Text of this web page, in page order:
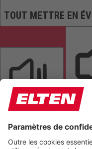
TOUT METTRE EN
LIRE LA PAGE